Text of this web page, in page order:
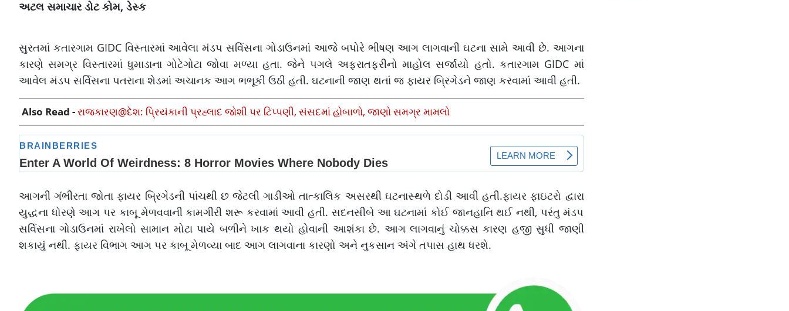
અટલ સમાચાર ડોટ કોમ, ડેસ્ક
સુરતમાં કતારગામ GIDC વિસ્તારમાં આવેલા મંડપ સર્વિસના ગોડાઉનમાં આજે બપોરે ભીષણ આગ લાગવાની ઘટના સામે આવી છે. આગના
કારણે સમગ્ર વિસ્તારમાં ધુમાડાના ગોટેગોટા જોવા મળ્યા હતા. જેને પગલે અફરાતફરીનો માહોલ સર્જાયો હતો. કતારગામ GIDC માં
આવેલ મંડપ સર્વિસના પતરાના શેડમાં અચાનક આગ ભભૂકી ઉઠી હતી. ઘટનાની જાણ થતાં જ ફાયર બ્રિગેડને જાણ કરવામાં આવી હતી.
Also Read -રાજકારણ@દેશ: પ્રિયંકાની પ્રહ્લાદ જોશી પર ટિપ્પણી, સંસદમાં હોબાળો, જાણો સમગ્ર મામલો
આગની ગંભીરતા જોતા ફાયર બ્રિગેડની પાંચથી છ જેટલી ગાડીઓ તાત્કાલિક અસરથી ઘટનાસ્થળે દોડી આવી હતી.ફાયર ફાઇટરો દ્વારા
યુદ્ધના ધોરણે આગ પર કાબૂ મેળવવાની કામગીરી શરૂ કરવામાં આવી હતી. સદનસીબે આ ઘટનામાં કોઈ જાનહાનિ થઈ નથી, પરંતુ મંડપ
સર્વિસના ગોડાઉનમાં રાખેલો સામાન મોટા પાયે બળીને ખાક થયો હોવાની આશંકા છે. આગ લાગવાનું ચોક્કસ કારણ હજી સુધી જાણી
શકાયું નથી. ફાયર વિભાગ આગ પર કાબૂ મેળવ્યા બાદ આગ લાગવાના કારણો અને નુકસાન અંગે તપાસ હાથ ધરશે.